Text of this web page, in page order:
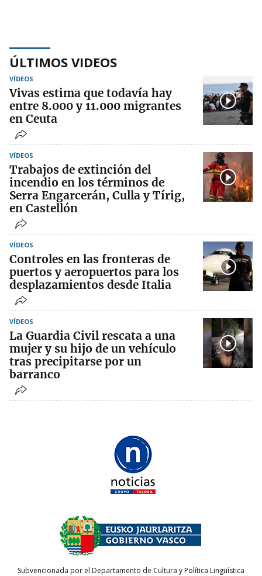
ÚLTIMOS VIDEOS
VÍDEOS
Vivas estima que todavía hay
entre 8.000 y 11.000 migrantes
en Ceuta
VÍDEOS
Trabajos de extinción del
incendio en los términos de
Serra Engarcerán, Culla y Tírig,
en Castellón
VÍDEOS
Controles en las fronteras de
puertos y aeropuertos para los
desplazamientos desde Italia
VÍDEOS
La Guardia Civil rescata a una
mujer y su hijo de un vehículo
tras precipitarse por un
barranco
Subvencionada por el Departamento de Cultura y Política Lingüística